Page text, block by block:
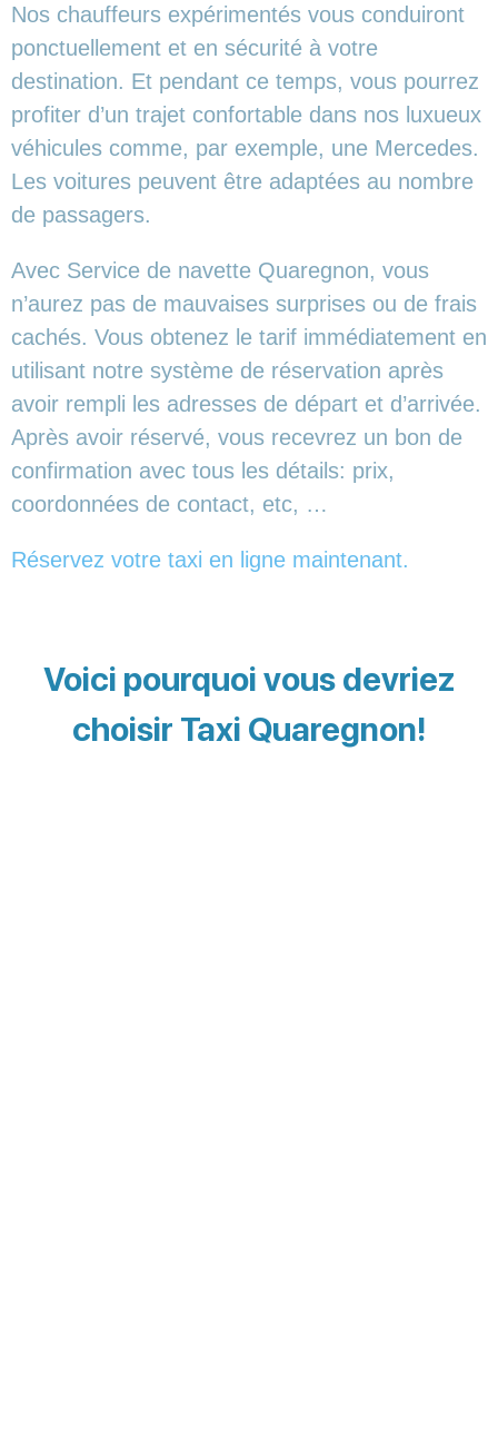
Nos chauffeurs expérimentés vous conduiront
ponctuellement et en sécurité à votre
destination. Et pendant ce temps, vous pourrez
profiter d’un trajet confortable dans nos luxueux
véhicules comme, par exemple, une Mercedes.
Les voitures peuvent être adaptées au nombre
de passagers.
Avec Service de navette Quaregnon, vous
n’aurez pas de mauvaises surprises ou de frais
cachés. Vous obtenez le tarif immédiatement en
utilisant notre système de réservation après
avoir rempli les adresses de départ et d’arrivée.
Après avoir réservé, vous recevrez un bon de
confirmation avec tous les détails: prix,
coordonnées de contact, etc, …
Réservez votre taxi en ligne maintenant.
Voici pourquoi vous devriez
choisir Taxi Quaregnon!